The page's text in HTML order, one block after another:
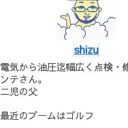
shizu
電気から油圧迄幅広く点検・
ンテさん。
二児の父
最近のブームはゴルフ